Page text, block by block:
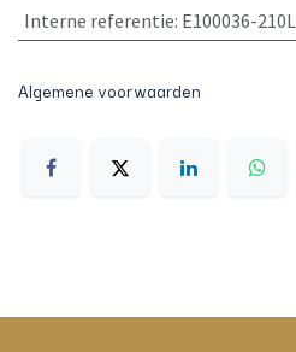
Interne referentie: E100036-210L
Algemene voorwaarden